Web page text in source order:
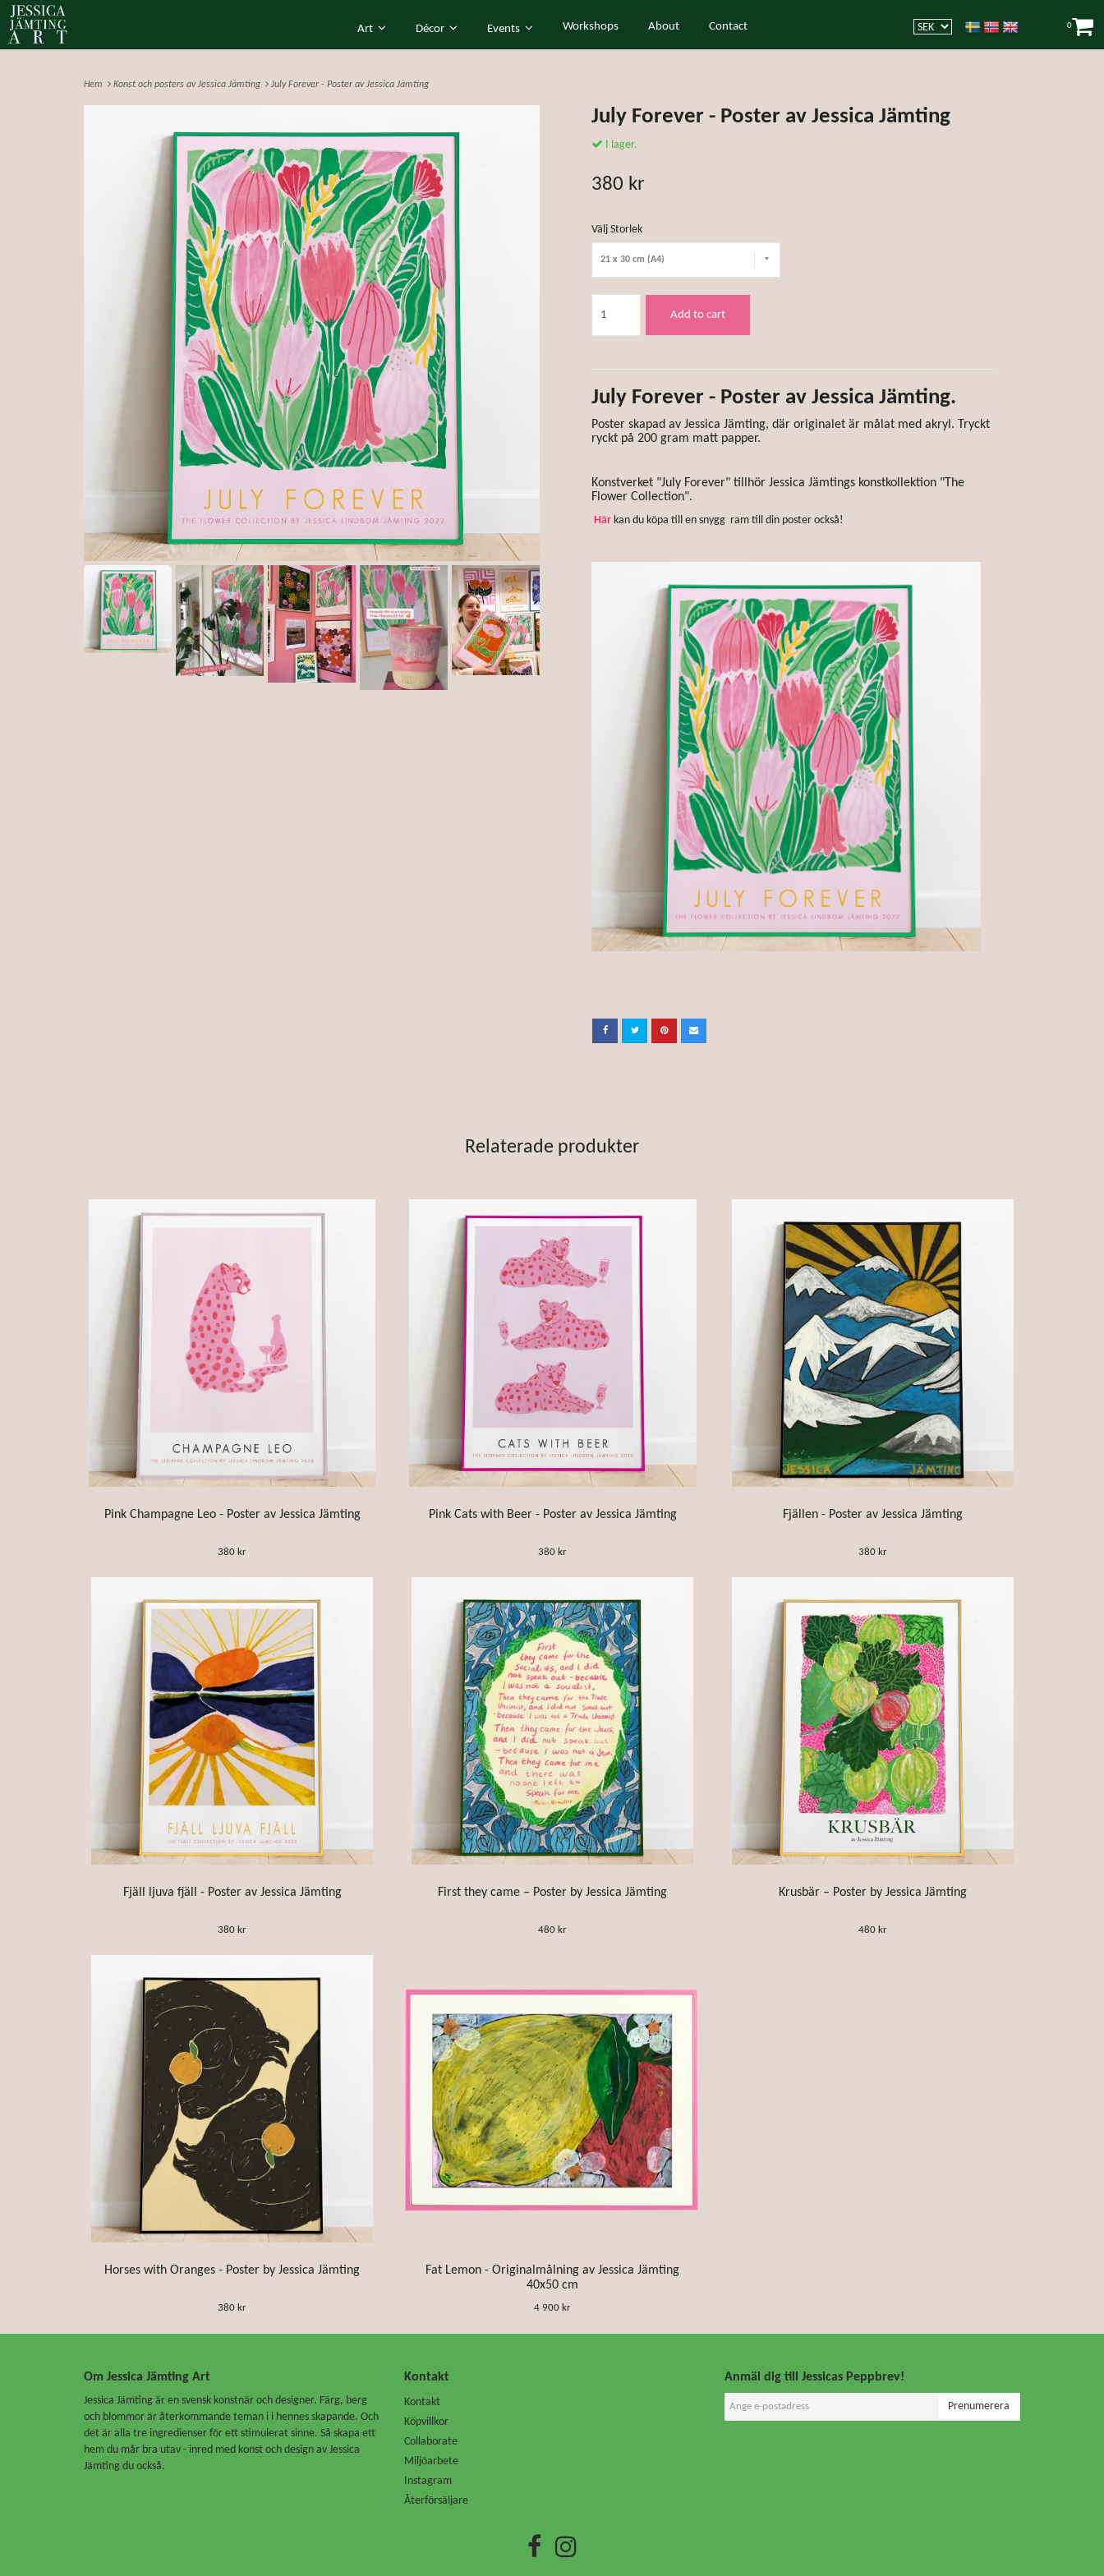
Hem Konst och posters av Jessica Jämting July Forever - Poster av Jessica Jämting
July Forever - Poster av Jessica Jämting
I lager.
380 kr
Välj Storlek
21 x 30 cm (A4)
Add to cart
July Forever - Poster av Jessica Jämting.
Poster skapad av Jessica Jämting, där originalet är målat med akryl. Tryckt
ryckt på 200 gram matt papper.
Konstverket "July Forever" tillhör Jessica Jämtings konstkollektion "The
Flower Collection".
Här kan du köpa till en snygg ram till din poster också!
Relaterade produkter
Pink Champagne Leo - Poster av Jessica Jämting
380 kr
Pink Cats with Beer - Poster av Jessica Jämting
380 kr
Fjällen - Poster av Jessica Jämting
380 kr
Fjäll ljuva fjäll - Poster av Jessica Jämting
380 kr
First they came – Poster by Jessica Jämting
480 kr
Krusbär – Poster by Jessica Jämting
480 kr
Horses with Oranges - Poster by Jessica Jämting
380 kr
Fat Lemon - Originalmålning av Jessica Jämting
40x50 cm
4 900 kr
Om Jessica Jämting Art
Jessica Jämting är en svensk konstnär och designer. Färg, berg
och blommor är återkommande teman i i hennes skapande. Och
det är alla tre ingredienser för ett stimulerat sinne. Så skapa ett
hem du mår bra utav - inred med konst och design av Jessica
Jämting du också.
Kontakt
Kontakt
Köpvillkor
Collaborate
Miljöarbete
Instagram
Återförsäljare
Anmäl dig till Jessicas Peppbrev!
Prenumerera
Art Décor Events Workshops About Contact 0